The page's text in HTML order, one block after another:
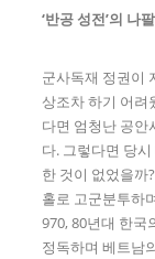
‘반공 성전’의 나
군사독재 정권이
상조차 하기 어려
다면 엄청난 공안
다. 그렇다면 당
한 것이 없었을까
홀로 고군분투하
970, 80년대 한국
정독하며 베트남